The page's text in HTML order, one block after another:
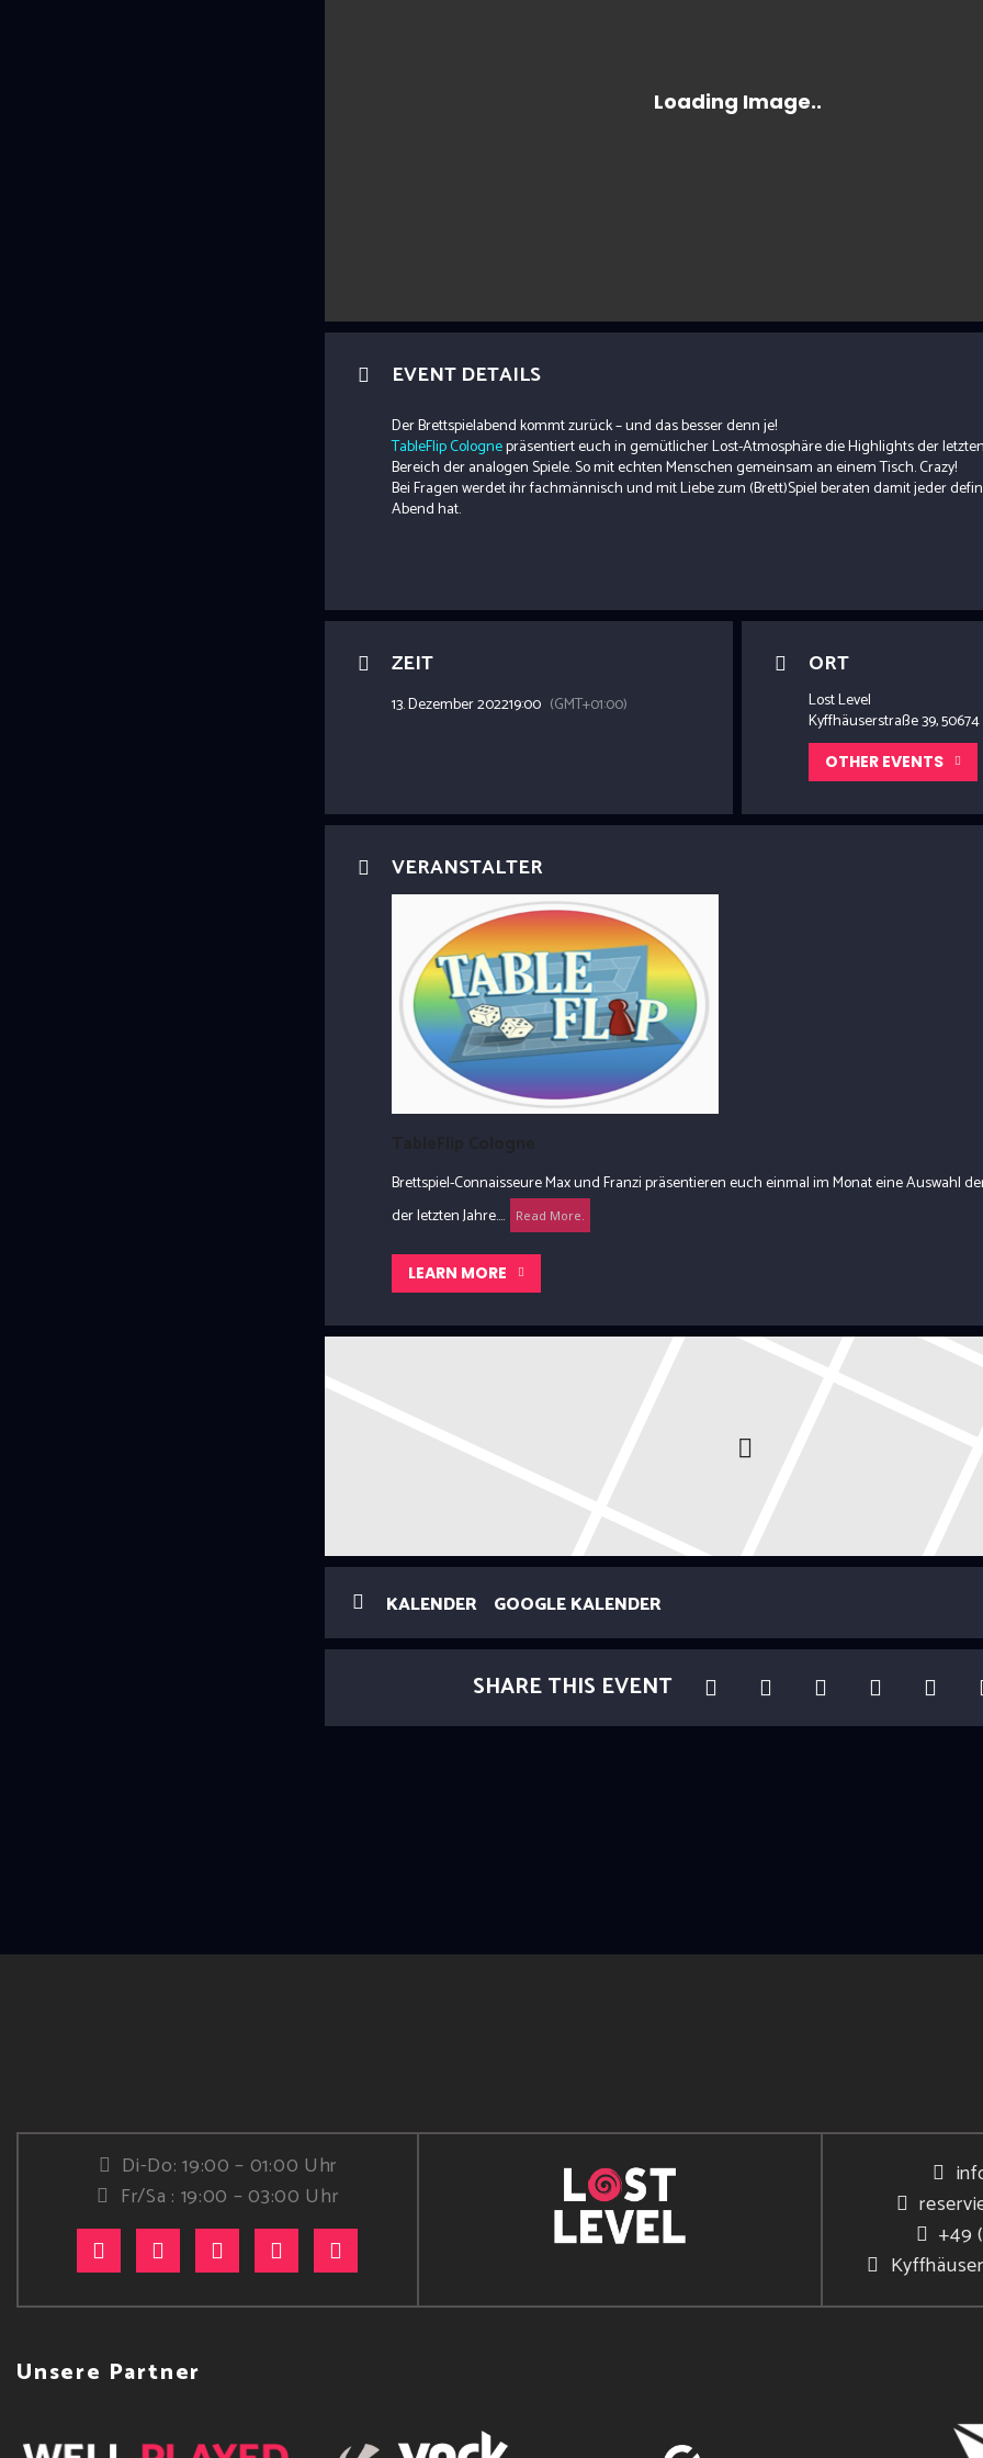
EVENT DETAILS
Der Brettspielabend kommt zurück – und das besser denn je!
TableFlip Colognepräsentiert euch in gemütlicher Lost-Atmosphäre die Highlights der
Bereich der analogen Spiele. So mit echten Menschen gemeinsam an einem Tisch. Crazy!
Bei Fragen werdet ihr fachmännisch und mit Liebe zum (Brett)Spiel beraten damit jeder
Abend hat.
ZEIT
13. Dezember 202219:00 (GMT+01:00)
ORT
Lost Level
Kyffhäuserstraße 39,
OTHER EVENTS
VERANSTALTER
Brettspiel-Connaisseure Max und Franzi präsentieren euch einmal im Monat eine Auswahl
der letzten Jahre....
Read More.
LEARN MORE
KALENDER GOOGLE KALENDER
SHARE THIS EVENT
Di-Do: 19:00 – 01:00 Uhr
Fr/Sa : 19:00 – 03:00 Uhr
+49
Unsere Partner